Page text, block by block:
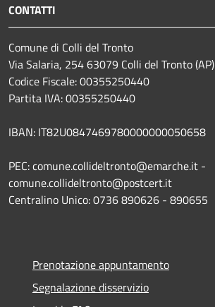
CONTATTI
Comune di Colli del Tronto
Via Salaria, 254 63079 Colli del Tronto (AP)
Codice Fiscale: 00355250440
Partita IVA: 00355250440
IBAN: IT82U0847469780000000050658
PEC: comune.collideltronto@emarche.it -
comune.collideltronto@postcert.it
Centralino Unico: 0736 890626 - 890655
Prenotazione appuntamento
Segnalazione disservizio